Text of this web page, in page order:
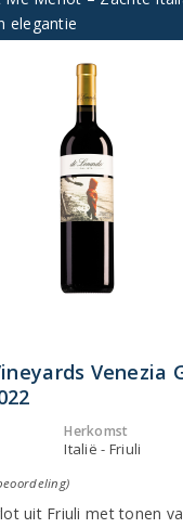
elegantie
Venezia
Herkomst
Italië - Friuli
uit Friuli met tonen